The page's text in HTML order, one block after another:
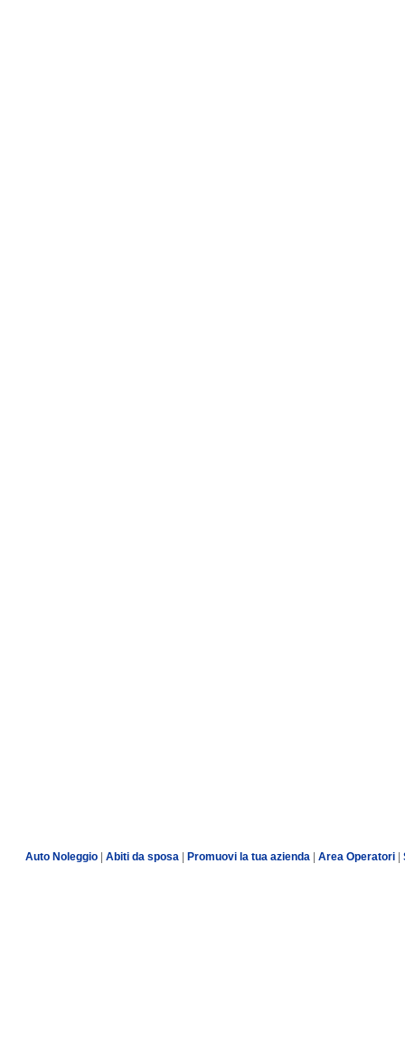
Auto Noleggio Abiti da sposa Promuovi la tua azienda Area Operatori